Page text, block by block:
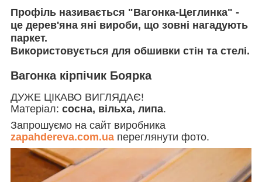
Профіль називається "Вагонка-Цеглинка" -
це дерев'яна яні вироби, що зовні нагадують
паркет.
Використовується для обшивки стін та стелі.
Вагонка кірпічик Боярка
ДУЖЕ ЦІКАВО ВИГЛЯДАЄ!
Матеріал: сосна, вільха, липа.
Запрошуємо на сайт виробника
zapahdereva.com.ua переглянути фото.